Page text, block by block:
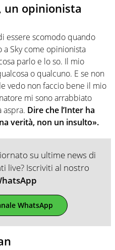
un opinionista
essere scomodo quando
a Sky come opinionista
parlo e lo so. Il mio
o qualcuno. E se non
vedo non faccio bene il mio
mi sono arrabbiato
aspra. Dire che l’Inter ha
verità, non un insulto».
su ultime news di
live? Iscriviti al nostro
WhatsApp